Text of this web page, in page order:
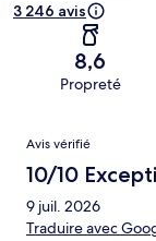
3 246 avis
8,6
Propreté
Avis
Avis vérifié
10/10
9 juil. 2026
Traduire avec